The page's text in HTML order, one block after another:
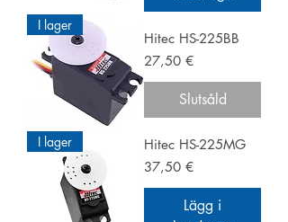
I lager
Hitec HS-225BB
Pris
27,50 €
Slutsåld
I lager
Hitec HS-225MG
Pris
37,50 €
Lägg i